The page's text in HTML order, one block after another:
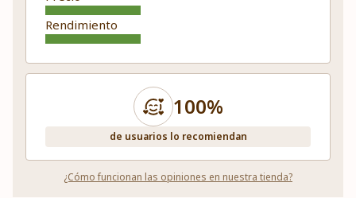
Rendimiento
100%
de usuarios lo recomiendan
¿Cómo funcionan las opiniones en nuestra tienda?